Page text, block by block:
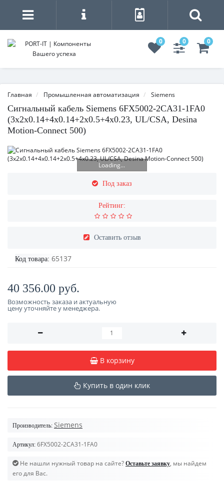
0 0 0
Главная Промышленная автоматизация Siemens
Сигнальный кабель Siemens 6FX5002-2CA31-1FA0
(3x2x0.14+4x0.14+2x0.5+4x0.23, UL/CSA, Desina
Motion-Connect 500)
Loading...
Под заказ
Рейтинг:
Оставить отзыв
Код товара: 65137
40 356.00 руб.
Возможность заказа и актуальную
цену уточняйте у менеджера.
В корзину
Купить в один клик
Производитель: Siemens
Артикул: 6FX5002-2CA31-1FA0
Не нашли нужный товар на сайте? Оставьте заявку, мы найдем
его для Вас.